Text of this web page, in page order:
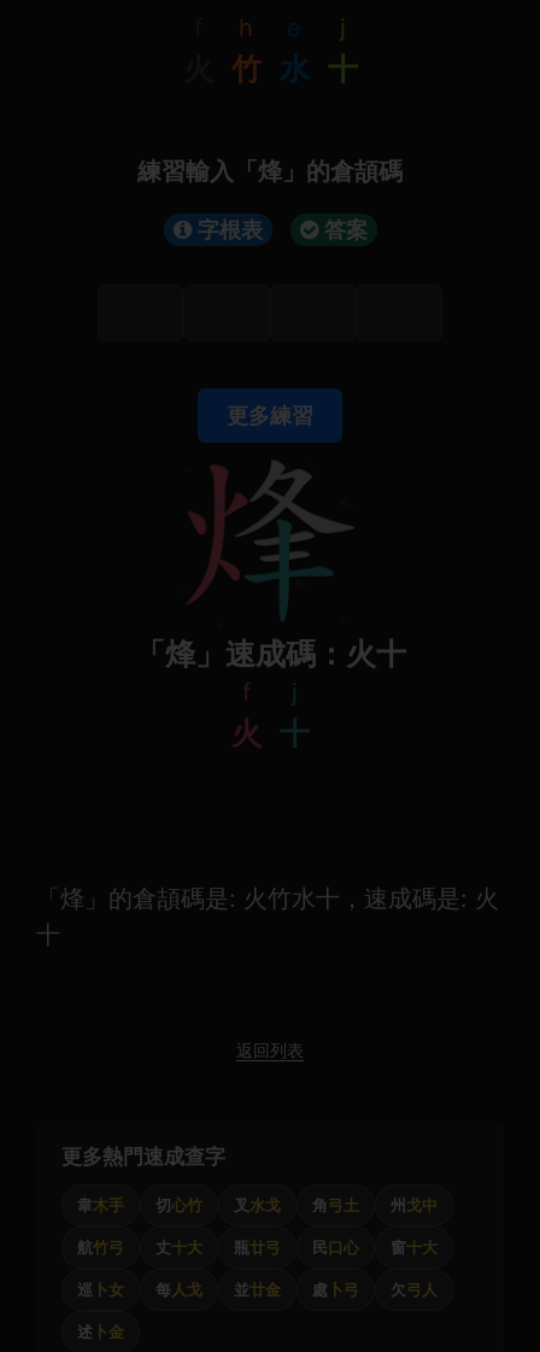
h
竹
e
水
j
十
練習輸入「烽」的倉頡碼
字根表 答案
更多練習
「烽」速成碼：火十
f
火
j
十
「烽」的倉頡碼是: 火竹水十，速成碼是: 火
十
返回列表
更多熱門速成查字
韋木手 切心竹 叉 水戈 角弓土 州 戈中
航竹弓 丈十大 瓶廿弓 民口心 窗十大
巡 卜女 每人戈 並廿金 處 卜弓 欠弓人
述 卜金